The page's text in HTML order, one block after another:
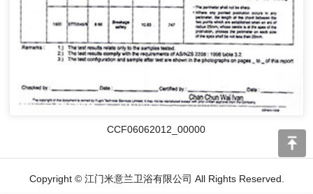
CCF06062012_00000
Copyright © 江门米意兰卫浴有限公司 All Rights Reserved.